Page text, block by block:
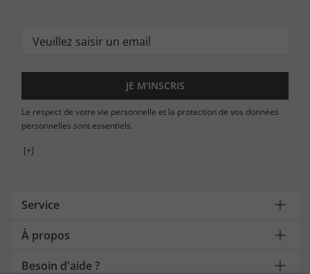
JE M'INSCRIS
Le respect de votre vie personnelle et la protection de vos données
personnelles sont essentiels.
[+]
Service
À propos
Besoin d'aide ?